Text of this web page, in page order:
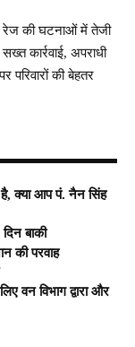
की घटनाओं में तेजी
कार्रवाई, अपराधी
परिवारों की बेहतर
है, क्या आप पं. नैन सिंह
बाकी
की परवाह
वन विभाग द्वारा और